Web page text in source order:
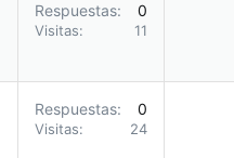
Respuestas 0
Visitas 11
Respuestas 0
Visitas 24